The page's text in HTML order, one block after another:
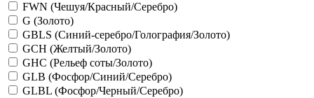
FWN (Чешуя/Красный/Серебро)
G (Золото)
GBLS (Синий-серебро/Голография/Золото)
GCH (Желтый/Золото)
GHC (Рельеф соты/Золото)
GLB (Фосфор/Синий/Серебро)
GLBL (Фосфор/Черный/Серебро)